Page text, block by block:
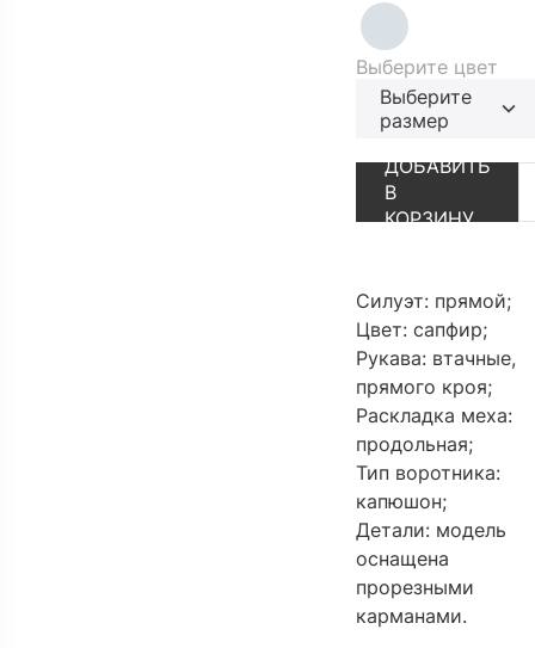
ПЕРЕЙТИ В
Выберите цвет
Выберите
размер
ДОБАВИТЬ
В
КОРЗИНУ
Силуэт: прямой;
Цвет: сапфир;
Рукава: втачные,
прямого кроя;
Раскладка меха:
продольная;
Тип воротника:
капюшон;
Детали: модель
оснащена
прорезными
карманами.